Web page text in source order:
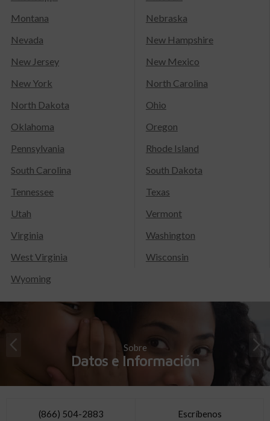
Montana
Nebraska
Nevada
New Hampshire
New Jersey
New Mexico
New York
North Carolina
North Dakota
Ohio
Oklahoma
Oregon
Pennsylvania
Rhode Island
South Carolina
South Dakota
Tennessee
Texas
Utah
Vermont
Virginia
Washington
West Virginia
Wisconsin
Wyoming
Sobre
Datos e Información
(866) 504-2883 Escríbenos